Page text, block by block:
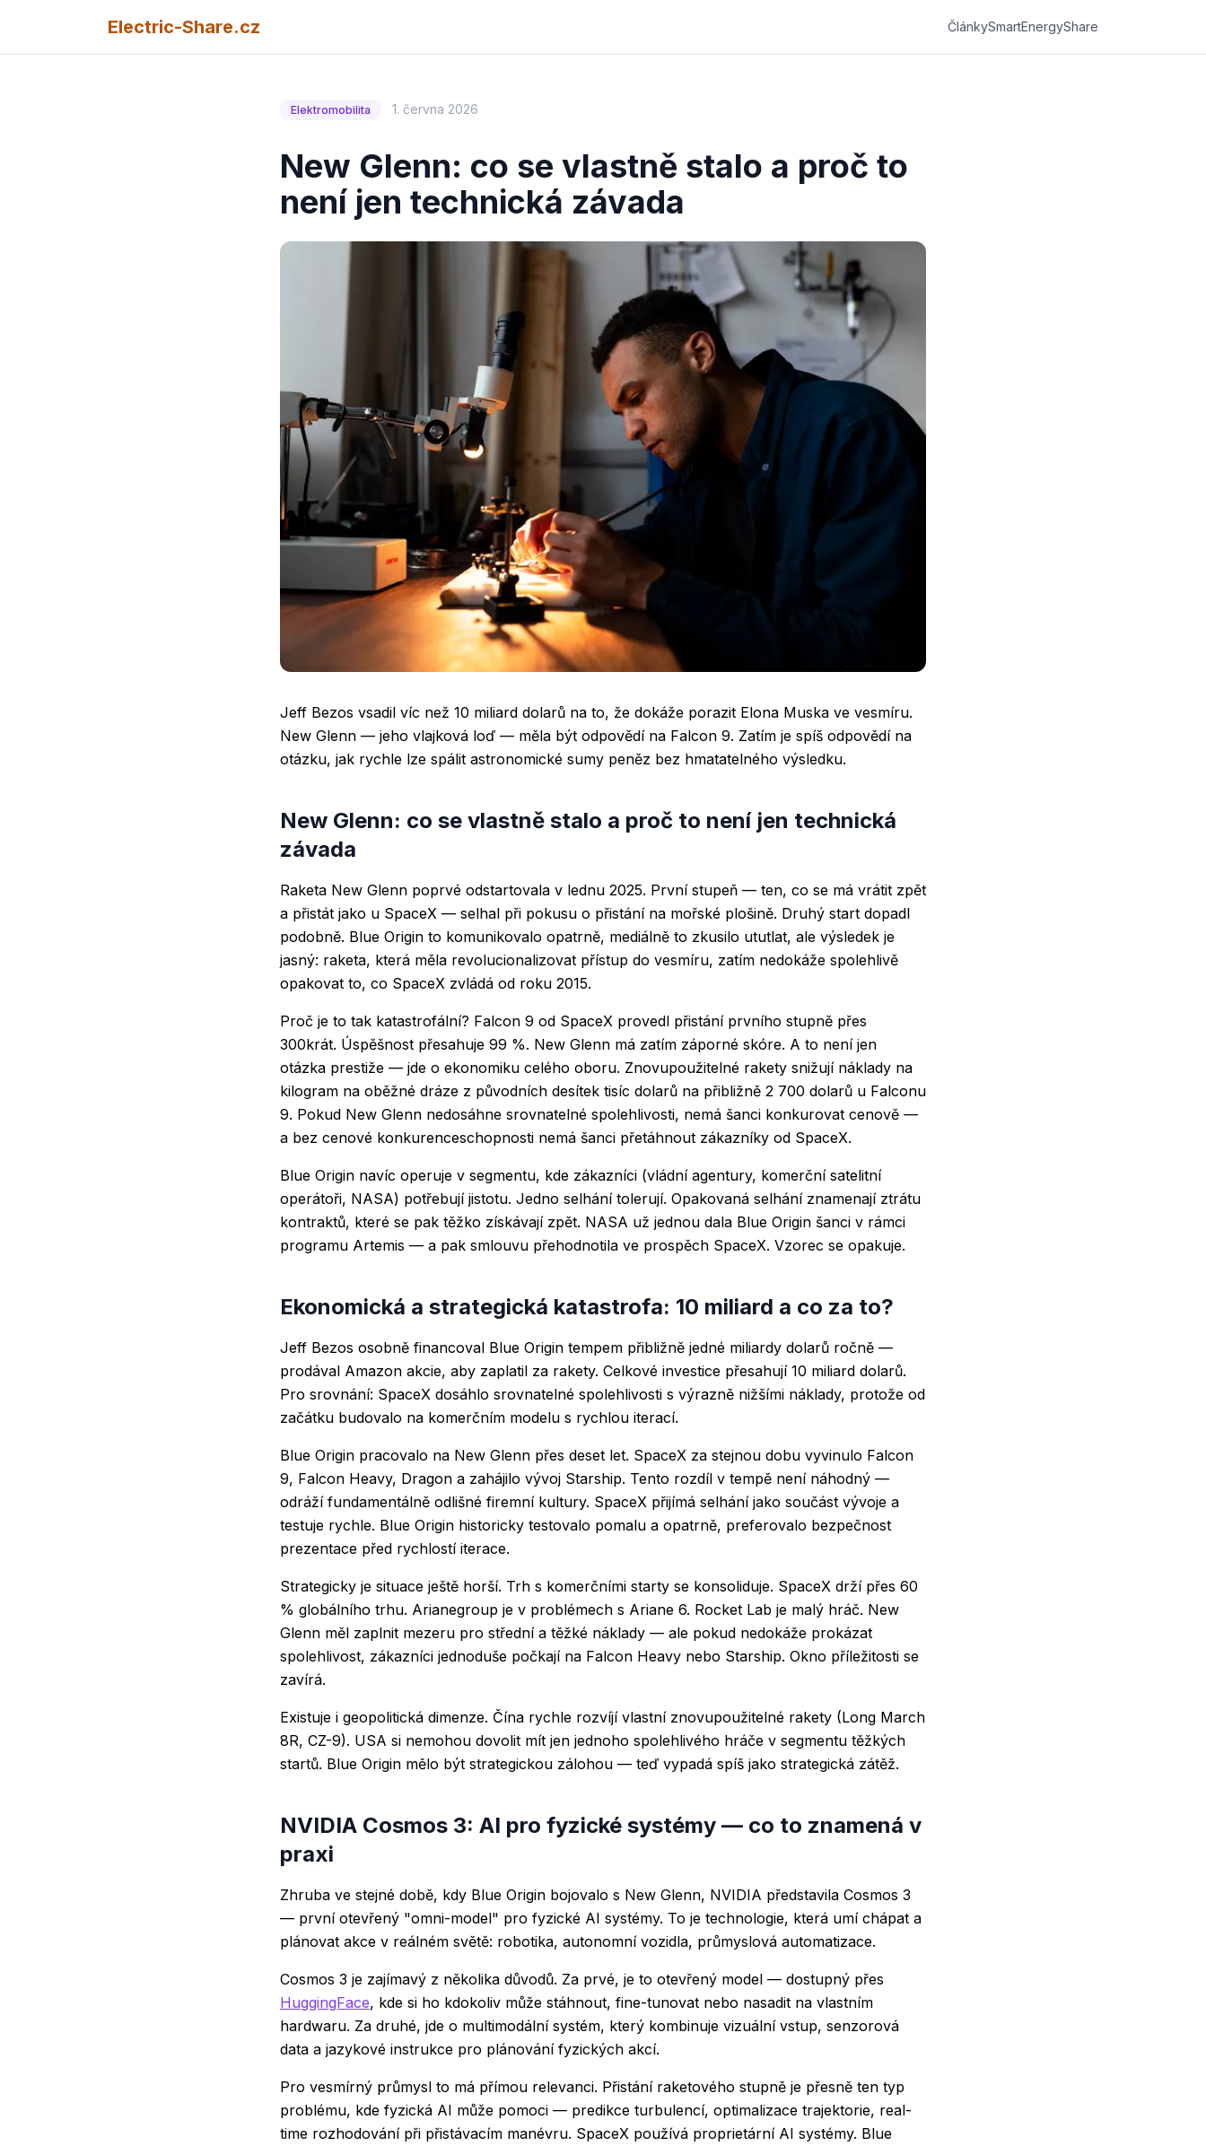
Electric-Share.cz ČlánkySmartEnergyShare
Elektromobilita 1. června 2026
New Glenn: co se vlastně stalo a proč to
není jen technická závada
Jeff Bezos vsadil víc než 10 miliard dolarů na to, že dokáže porazit Elona Muska ve vesmíru.
New Glenn — jeho vlajková loď — měla být odpovědí na Falcon 9. Zatím je spíš odpovědí na
otázku, jak rychle lze spálit astronomické sumy peněz bez hmatatelného výsledku.
New Glenn: co se vlastně stalo a proč to není jen technická
závada
Raketa New Glenn poprvé odstartovala v lednu 2025. První stupeň — ten, co se má vrátit zpět
a přistát jako u SpaceX — selhal při pokusu o přistání na mořské plošině. Druhý start dopadl
podobně. Blue Origin to komunikovalo opatrně, mediálně to zkusilo ututlat, ale výsledek je
jasný: raketa, která měla revolucionalizovat přístup do vesmíru, zatím nedokáže spolehlivě
opakovat to, co SpaceX zvládá od roku 2015.
Proč je to tak katastrofální? Falcon 9 od SpaceX provedl přistání prvního stupně přes
300krát. Úspěšnost přesahuje 99 %. New Glenn má zatím záporné skóre. A to není jen
otázka prestiže — jde o ekonomiku celého oboru. Znovupoužitelné rakety snižují náklady na
kilogram na oběžné dráze z původních desítek tisíc dolarů na přibližně 2 700 dolarů u Falconu
9. Pokud New Glenn nedosáhne srovnatelné spolehlivosti, nemá šanci konkurovat cenově —
a bez cenové konkurenceschopnosti nemá šanci přetáhnout zákazníky od SpaceX.
Blue Origin navíc operuje v segmentu, kde zákazníci (vládní agentury, komerční satelitní
operátoři, NASA) potřebují jistotu. Jedno selhání tolerují. Opakovaná selhání znamenají ztrátu
kontraktů, které se pak těžko získávají zpět. NASA už jednou dala Blue Origin šanci v rámci
programu Artemis — a pak smlouvu přehodnotila ve prospěch SpaceX. Vzorec se opakuje.
Ekonomická a strategická katastrofa: 10 miliard a co za to?
Jeff Bezos osobně financoval Blue Origin tempem přibližně jedné miliardy dolarů ročně —
prodával Amazon akcie, aby zaplatil za rakety. Celkové investice přesahují 10 miliard dolarů.
Pro srovnání: SpaceX dosáhlo srovnatelné spolehlivosti s výrazně nižšími náklady, protože od
začátku budovalo na komerčním modelu s rychlou iterací.
Blue Origin pracovalo na New Glenn přes deset let. SpaceX za stejnou dobu vyvinulo Falcon
9, Falcon Heavy, Dragon a zahájilo vývoj Starship. Tento rozdíl v tempě není náhodný —
odráží fundamentálně odlišné firemní kultury. SpaceX přijímá selhání jako součást vývoje a
testuje rychle. Blue Origin historicky testovalo pomalu a opatrně, preferovalo bezpečnost
prezentace před rychlostí iterace.
Strategicky je situace ještě horší. Trh s komerčními starty se konsoliduje. SpaceX drží přes 60
% globálního trhu. Arianegroup je v problémech s Ariane 6. Rocket Lab je malý hráč. New
Glenn měl zaplnit mezeru pro střední a těžké náklady — ale pokud nedokáže prokázat
spolehlivost, zákazníci jednoduše počkají na Falcon Heavy nebo Starship. Okno příležitosti se
zavírá.
Existuje i geopolitická dimenze. Čína rychle rozvíjí vlastní znovupoužitelné rakety (Long March
8R, CZ-9). USA si nemohou dovolit mít jen jednoho spolehlivého hráče v segmentu těžkých
startů. Blue Origin mělo být strategickou zálohou — teď vypadá spíš jako strategická zátěž.
NVIDIA Cosmos 3: AI pro fyzické systémy — co to znamená v
praxi
Zhruba ve stejné době, kdy Blue Origin bojovalo s New Glenn, NVIDIA představila Cosmos 3
— první otevřený "omni-model" pro fyzické AI systémy. To je technologie, která umí chápat a
plánovat akce v reálném světě: robotika, autonomní vozidla, průmyslová automatizace.
Cosmos 3 je zajímavý z několika důvodů. Za prvé, je to otevřený model — dostupný přes
HuggingFace, kde si ho kdokoliv může stáhnout, fine-tunovat nebo nasadit na vlastním
hardwaru. Za druhé, jde o multimodální systém, který kombinuje vizuální vstup, senzorová
data a jazykové instrukce pro plánování fyzických akcí.
Pro vesmírný průmysl to má přímou relevanci. Přistání raketového stupně je přesně ten typ
problému, kde fyzická AI může pomoci — predikce turbulencí, optimalizace trajektorie, real-
time rozhodování při přistávacím manévru. SpaceX používá proprietární AI systémy. Blue